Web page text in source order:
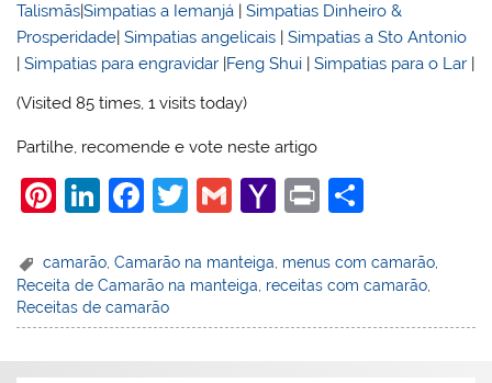
Talismãs|Simpatias a Iemanjá |Simpatias Dinheiro &
Prosperidade |Simpatias angelicais |Simpatias a Sto Antonio
|Simpatias para engravidar Feng Shui |Simpatias para o Lar
(Visited 85 times, 1 visits today)
Partilhe, recomende e vote neste artigo
Pi
er
e
st
Li
k
e
dI
F
c
e
b
T
itt
er
G
ai
l
Y
h
o
o
Pr
t
ar
e
camarão ,Camarão na manteiga menus com camarão
Receita de Camarão na manteiga receitas com camarão
Receitas de camarão